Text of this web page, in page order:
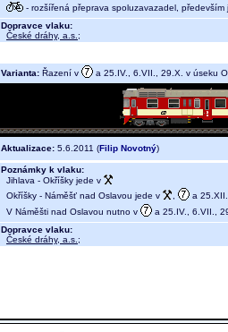
- rozšířená přeprava spoluzavazadel, především
Dopravce vlaku:
České dráhy, a.s. ;
Varianta: Řazení v a 25.IV., 6.VII., 29.X. v úseku
Aktualizace: 5.6.2011 (Filip Novotný)
Poznámky k vlaku:
Jihlava - Okříšky jede v
Okříšky - Náměšť nad Oslavou jede v
a
V Náměšti nad Oslavou nutno v
a 25.IV., 6.VII.,
Dopravce vlaku:
České dráhy, a.s. ;